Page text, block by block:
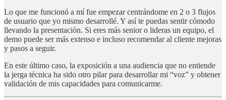
Lo que me funcionó a mí fue empezar centrándome en 2 o 3 flujos
de usuario que yo mismo desarrollé. Y así te puedas sentir cómodo
llevando la presentación. Si eres más senior o lideras un equipo, el
demo puede ser más extenso e incluso recomendar al cliente mejoras
y pasos a seguir.
En este último caso, la exposición a una audiencia que no entiende
la jerga técnica ha sido otro pilar para desarrollar mi “voz” y obtener
validación de mis capacidades para comunicarme.